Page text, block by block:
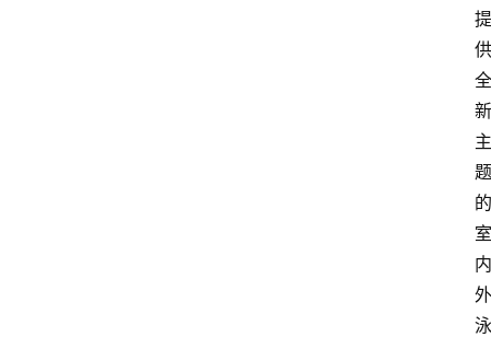
提
供
全
新
主
题
的
室
内
外
泳